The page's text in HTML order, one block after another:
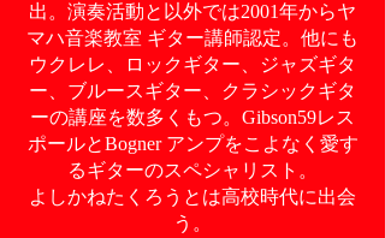
出。演奏活動と以外では2001年からヤ
マハ音楽教室 ギター講師認定。他にも
ウクレレ、ロックギター、ジャズギタ
ー、ブルースギター、クラシックギタ
ーの講座を数多くもつ。Gibson59レス
ポールとBogner アンプをこよなく愛す
るギターのスペシャリスト。
よしかねたくろうとは高校時代に出会
う。